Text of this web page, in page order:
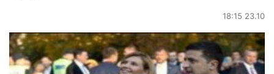
18:15 23.10